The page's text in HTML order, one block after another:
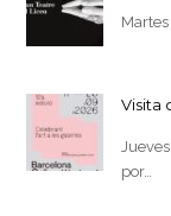
Visita
por…